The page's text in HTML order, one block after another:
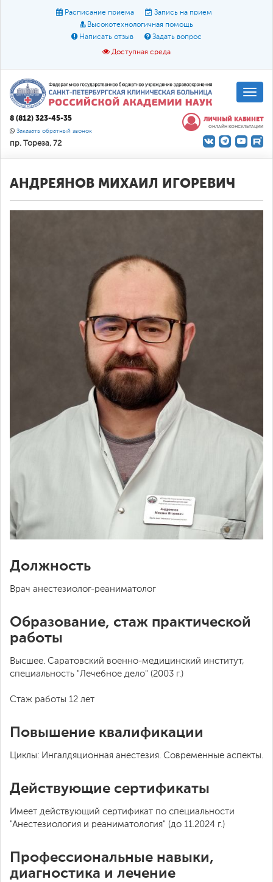
Расписание приема
Запись на прием
Высокотехнологичная помощь
Написать отзыв
Задать вопрос
Доступная среда
Размер шрифта: A A A
Цвет:
О доступной среде
8 (812) 323-45-35
Заказать обратный звонок
пр. Тореза, 72
ЛИЧНЫЙ КАБИНЕТ
ОНЛАЙН КОНСУЛЬТАЦИИ
АНДРЕЯНОВ МИХАИЛ ИГОРЕВИЧ
Должность
Врач анестезиолог-реаниматолог
Образование, стаж практической
работы
Высшее. Саратовский военно-медицинский институт,
специальность "Лечебное дело" (2003 г.)
Стаж работы 12 лет
Повышение квалификации
Циклы: Ингалдяционная анестезия. Современные аспекты.
Действующие сертификаты
Имеет действующий сертификат по специальности
"Анестезиология и реаниматология" (до 11.2024 г.)
Профессиональные навыки,
диагностика и лечение